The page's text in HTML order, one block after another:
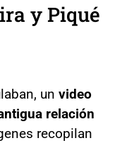
y Piqué
un video
relación
recopilan